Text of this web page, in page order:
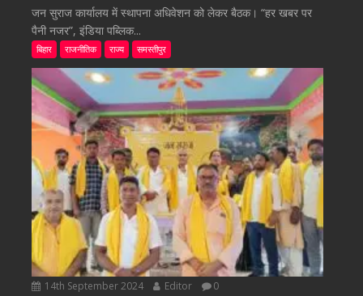
जन सुराज कार्यालय में स्थापना अधिवेशन को लेकर बैठक। “हर खबर पर
पैनी नजर”, इंडिया पब्लिक...
बिहार राजनीतिक राज्य समस्तीपुर
14th September 2024 Editor 0